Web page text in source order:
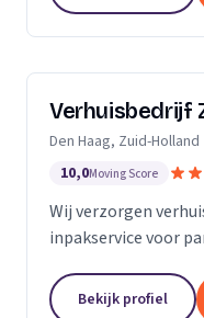
Verhuisbedrijf
Den Haag, Zuid-Holland
10,0Moving Score
Wij verzorgen
inpakservice voor
Bekijk profiel